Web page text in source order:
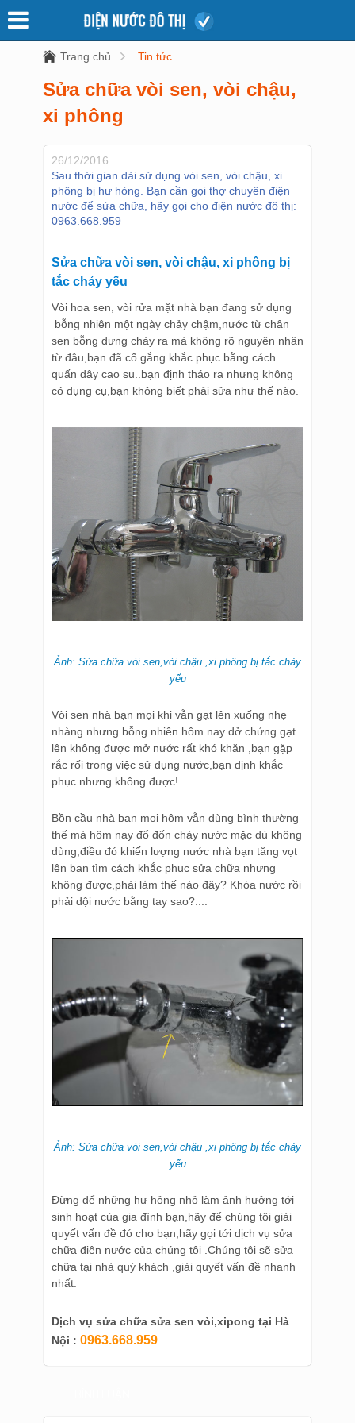
Trang chủ Tin tức
Sửa chữa vòi sen, vòi chậu,
xi phông
26/12/2016
Sau thời gian dài sử dụng vòi sen, vòi chậu, xi
phông bị hư hỏng. Bạn cần gọi thợ chuyên điện
nước để sửa chữa, hãy gọi cho điện nước đô thị:
0963.668.959
Sửa chữa vòi sen, vòi chậu, xi phông bị
tắc chảy yếu
Vòi hoa sen, vòi rửa mặt nhà bạn đang sử dụng
bỗng nhiên một ngày chảy chậm,nước từ chân
sen bỗng dưng chảy ra mà không rõ nguyên nhân
từ đâu,bạn đã cố gắng khắc phục bằng cách
quấn dây cao su..bạn định tháo ra nhưng không
có dụng cụ,bạn không biết phải sửa như thế nào.
Ảnh: Sửa chữa vòi sen,vòi chậu ,xi phông bị tắc chảy
yếu
Vòi sen nhà bạn mọi khi vẫn gạt lên xuống nhẹ
nhàng nhưng bỗng nhiên hôm nay dở chứng gạt
lên không được mở nước rất khó khăn ,bạn gặp
rắc rối trong việc sử dụng nước,bạn định khắc
phục nhưng không được!
Bồn cầu nhà bạn mọi hôm vẫn dùng bình thường
thế mà hôm nay đổ đốn chảy nước mặc dù không
dùng,điều đó khiến lượng nước nhà bạn tăng vọt
lên bạn tìm cách khắc phục sửa chữa nhưng
không được,phải làm thế nào đây? Khóa nước rồi
phải dội nước bằng tay sao?....
Ảnh: Sửa chữa vòi sen,vòi chậu ,xi phông bị tắc chảy
yếu
Đừng để những hư hỏng nhỏ làm ảnh hưởng tới
sinh hoạt của gia đình bạn,hãy để chúng tôi giải
quyết vấn đề đó cho bạn,hãy gọi tới dịch vụ sửa
chữa điện nước của chúng tôi .Chúng tôi sẽ sửa
chữa tại nhà quý khách ,giải quyết vấn đề nhanh
nhất.
Dịch vụ sửa chữa sửa sen vòi,xipong tại Hà
Nội : 0963.668.959